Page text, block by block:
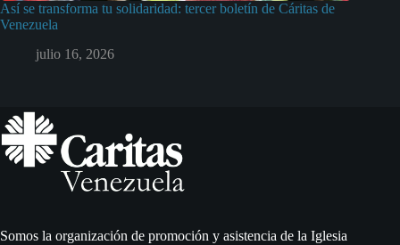
Así se transforma tu solidaridad: tercer boletín de Cáritas de
Venezuela
julio 16, 2026
Somos la organización de promoción y asistencia de la Iglesia